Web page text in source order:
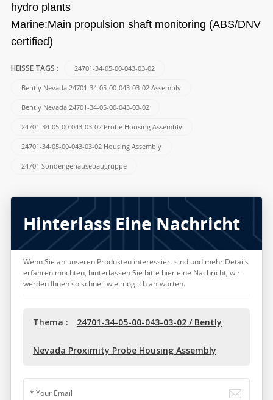
hydro plants
Marine:Main propulsion shaft monitoring (ABS/DNV
certified)
HEISSE TAGS : 24701-34-05-00-043-03-02
Bently Nevada 24701-34-05-00-043-03-02 Assembly
Bently Nevada 24701-34-05-00-043-03-02
24701-34-05-00-043-03-02 Probe Housing Assembly
24701-34-05-00-043-03-02 Housing Assembly
24701 Sondengehäusebaugruppe
Hinterlass Eine Nachricht
Wenn Sie an unseren Produkten interessiert sind und mehr Details
erfahren möchten, hinterlassen Sie bitte hier eine Nachricht, wir
werden Ihnen so schnell wie möglich antworten.
Thema : 24701-34-05-00-043-03-02 / Bently
Nevada Proximity Probe Housing Assembly